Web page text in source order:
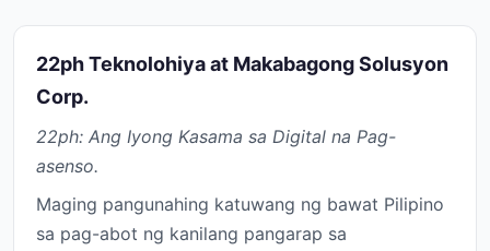
22ph Teknolohiya at Makabagong Solusyon
Corp.
22ph: Ang Iyong Kasama sa Digital na Pag-
asenso.
Maging pangunahing katuwang ng bawat Pilipino
sa pag-abot ng kanilang pangarap sa